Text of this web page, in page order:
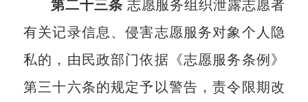
第二十三条 志愿服务组织泄露志愿者
有关记录信息、侵害志愿服务对象个人隐
私的，由民政部门依据《志愿服务条例》
第三十六条的规定予以警告，责令限期改